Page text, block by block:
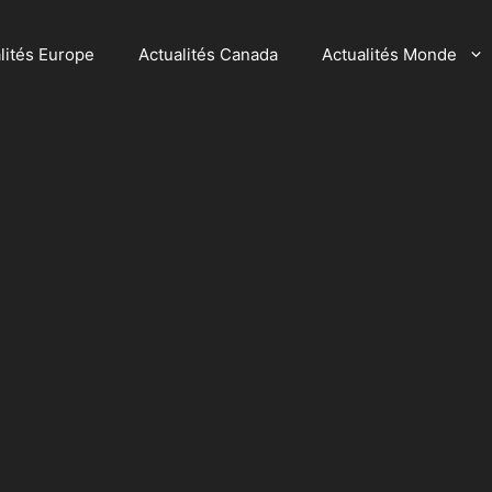
Europe Actualités Canada Actualités Monde